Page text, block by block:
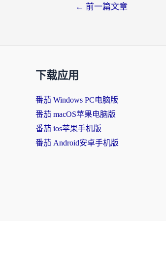
← 前一篇文章
下载应用
番茄 Windows PC电脑版
番茄 macOS苹果电脑版
番茄 ios苹果手机版
番茄 Android安卓手机版